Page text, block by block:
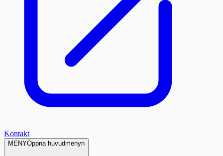
Kontakt
MENYÖppna huvudmenyn